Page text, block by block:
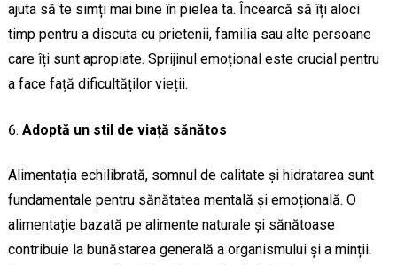
ajuta să te simți mai bine în pielea ta. Încearcă să îți aloci
timp pentru a discuta cu prietenii, familia sau alte persoane
care îți sunt apropiate. Sprijinul emoțional este crucial pentru
a face față dificultăților vieții.
Adoptă un stil de viață sănătos
Alimentația echilibrată, somnul de calitate și hidratarea sunt
fundamentale pentru sănătatea mentală și emoțională. O
alimentație bazată pe alimente naturale și sănătoase
contribuie la bunăstarea generală a organismului și a minții.